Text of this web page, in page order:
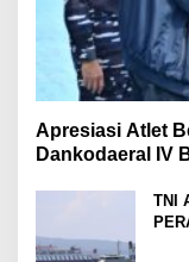
Apresiasi Atlet
Dankodaeral IV
TNI